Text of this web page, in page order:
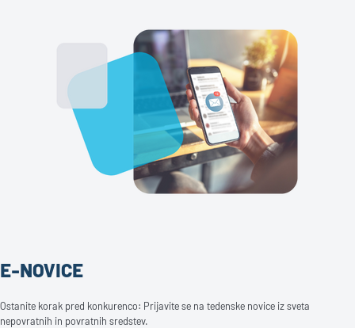
E-NOVICE
Ostanite korak pred konkurenco: Prijavite se na tedenske novice iz sveta
nepovratnih in povratnih sredstev.